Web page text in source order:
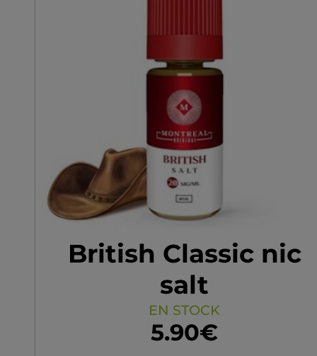
fins gourmets, ce mélange
propose de retrouver un
classic qui se démarque
ses goûts corsés et
équilibrés. Montreal
Original a spécialement
élaboré ce liquide pour les
passionnés de la vape en
quête d'une expérience
riche et authentique.
Laissez-vous transporter
ce classic français mis au
point par des
talentueux !
British Classic nic
salt
EN STOCK
5.90€